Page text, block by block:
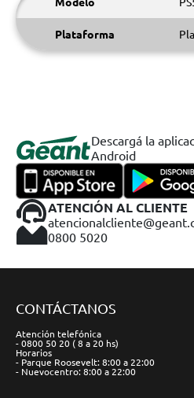
Plataforma
Descargá la
Android
ATENCIÓN AL CLIENTE
0800 5020
CONTÁCTANOS
Atención telefónica
- 0800 50 20 ( 8 a 20 hs)
Horarios
- Parque Roosevelt: 8:00 a 22:00
- Nuevocentro: 8:00 a 22:00